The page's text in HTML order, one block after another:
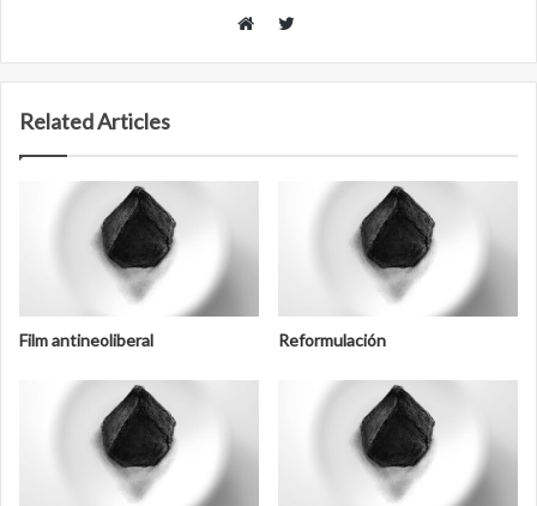
Twitter
Related Articles
Film antineoliberal Reformulación